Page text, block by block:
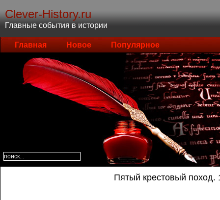
Clever-History.ru
Главные события в истории
Главная Новое Популярное
Пятый крестовый поход.